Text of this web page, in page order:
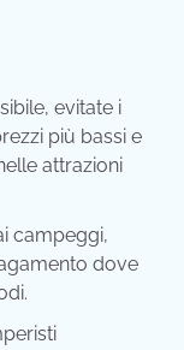
evitate i
più bassi e
attrazioni
campeggi,
dove